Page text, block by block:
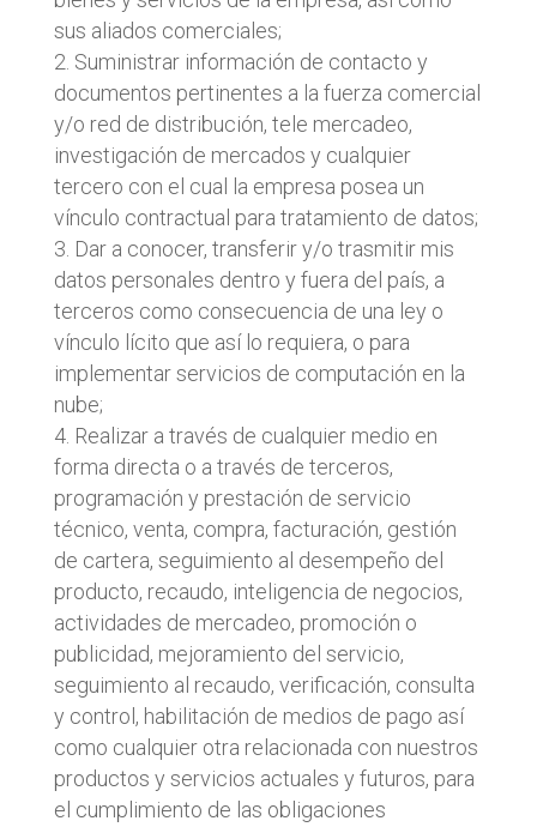
sus aliados comerciales;
Suministrar información de contacto y
documentos pertinentes a la fuerza comercial
y/o red de distribución, tele mercadeo,
investigación de mercados y cualquier
tercero con el cual la empresa posea un
vínculo contractual para tratamiento de datos;
Dar a conocer, transferir y/o trasmitir mis
datos personales dentro y fuera del país, a
terceros como consecuencia de una ley o
vínculo lícito que así lo requiera, o para
implementar servicios de computación en la
nube;
Realizar a través de cualquier medio en
forma directa o a través de terceros,
programación y prestación de servicio
técnico, venta, compra, facturación, gestión
de cartera, seguimiento al desempeño del
producto, recaudo, inteligencia de negocios,
actividades de mercadeo, promoción o
publicidad, mejoramiento del servicio,
seguimiento al recaudo, verificación, consulta
y control, habilitación de medios de pago así
como cualquier otra relacionada con nuestros
productos y servicios actuales y futuros, para
el cumplimiento de las obligaciones